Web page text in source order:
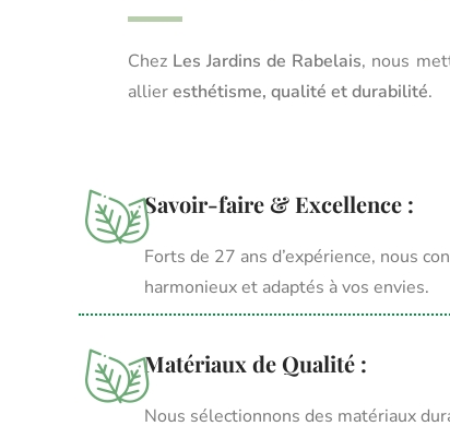
Chez Les Jardins de Rabelais, nous
allieresthétisme, qualité et durabilité.
Savoir-faire & Excellence :
Forts de 27 ans d’expérience, nous
harmonieux et adaptés à vos envies.
Matériaux de Qualité :
Nous sélectionnons des matériaux